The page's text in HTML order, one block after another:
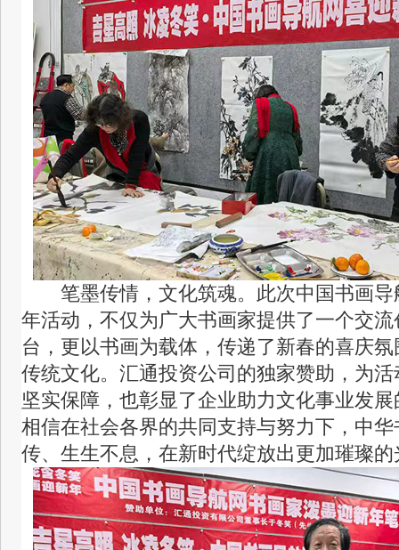
笔墨传情，文化筑魂。此次中国书画导
年活动，不仅为广大书画家提供了一个交
台，更以书画为载体，传递了新春的喜庆
传统文化。汇通投资公司的独家赞助，为
坚实保障，也彰显了企业助力文化事业发
相信在社会各界的共同支持与努力下，中
传、生生不息，在新时代绽放出更加璀璨的